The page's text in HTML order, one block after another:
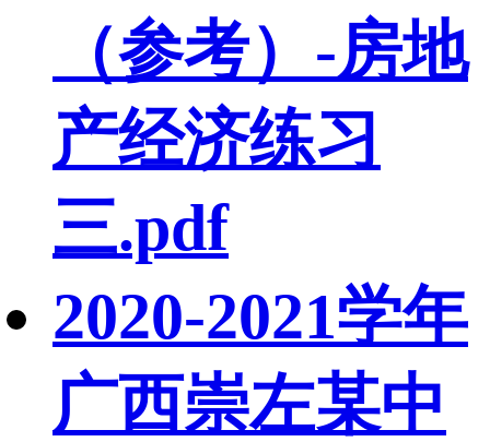
（参考）-房地
产经济练习
三.pdf
2020-2021学年
广西崇左某中